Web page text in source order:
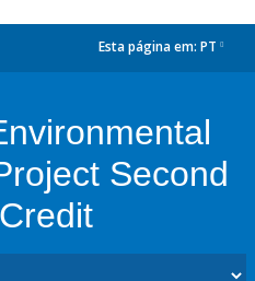
Esta página em: PT
Second